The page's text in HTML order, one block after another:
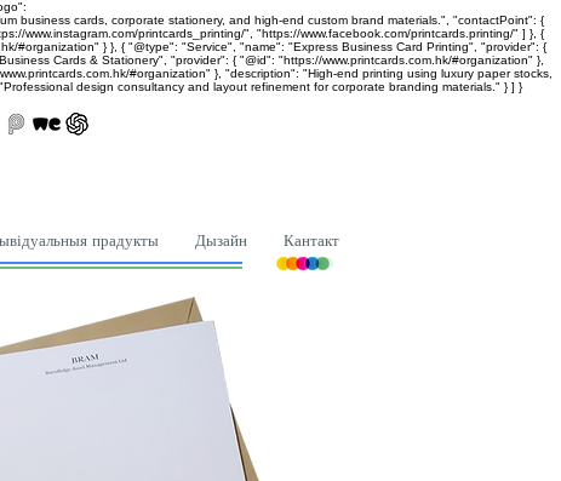
business cards, corporate stationery, and high-end custom brand materials.", "contactPoint": {
www.instagram.com/printcards_printing/", "https://www.facebook.com/printcards.printing/" ] }, {
#organization" } }, { "@type": "Service", "name": "Express Business Card Printing", "provider": {
Cards & Stationery", "provider": { "@id": "https://www.printcards.com.hk/#organization" },
#organization" }, "description": "High-end printing using luxury paper stocks,
design consultancy and layout refinement for corporate branding materials." } ] }
прадукты Дызайн Кантакт